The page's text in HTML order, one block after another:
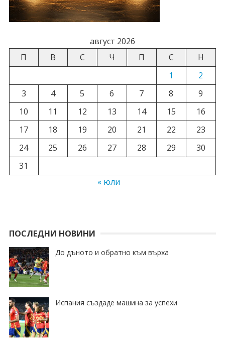
август 2026
П
В С Ч П С
Н
1
2
3
4 5 6 7 8
9
10
11 12 13 14 15
16
17
18 19 20 21 22
23
24
25 26 27 28 29
30
31
« юли
ПОСЛЕДНИ НОВИНИ
До дъното и обратно към върха
Испания създаде машина за успехи